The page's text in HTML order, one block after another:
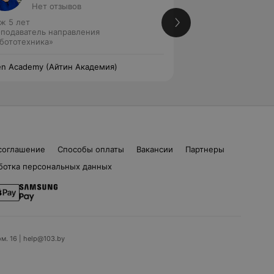
Нет отзывов
5 лет
направления
Academy (Айтин Академия)
Способы оплаты Вакансии
Партнеры
персональных данных
16 | help@103.by